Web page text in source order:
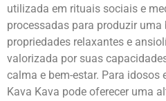
utilizada em rituais sociais e
processadas para produzir uma
propriedades relaxantes e
valorizada por suas
calma e bem-estar. Para idosos
Kava Kava pode oferecer uma